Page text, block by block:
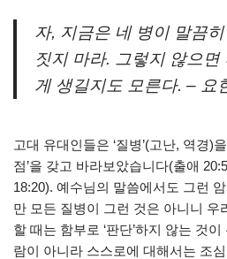
자, 지금은 네 병이 말끔
짓지 마라. 그렇지 않으
게 생길지도 모른다. – 요
고대 유대인들은 ‘질병’(고난, 역경)
점’을 갖고 바라보았습니다(출애
18:20). 예수님의 말씀에서도 그런
만 모든 질병이 그런 것은 아니니 우
할 때는 함부로 ‘판단’하지 않는 것
람이 아니라 스스로에 대해서는 조